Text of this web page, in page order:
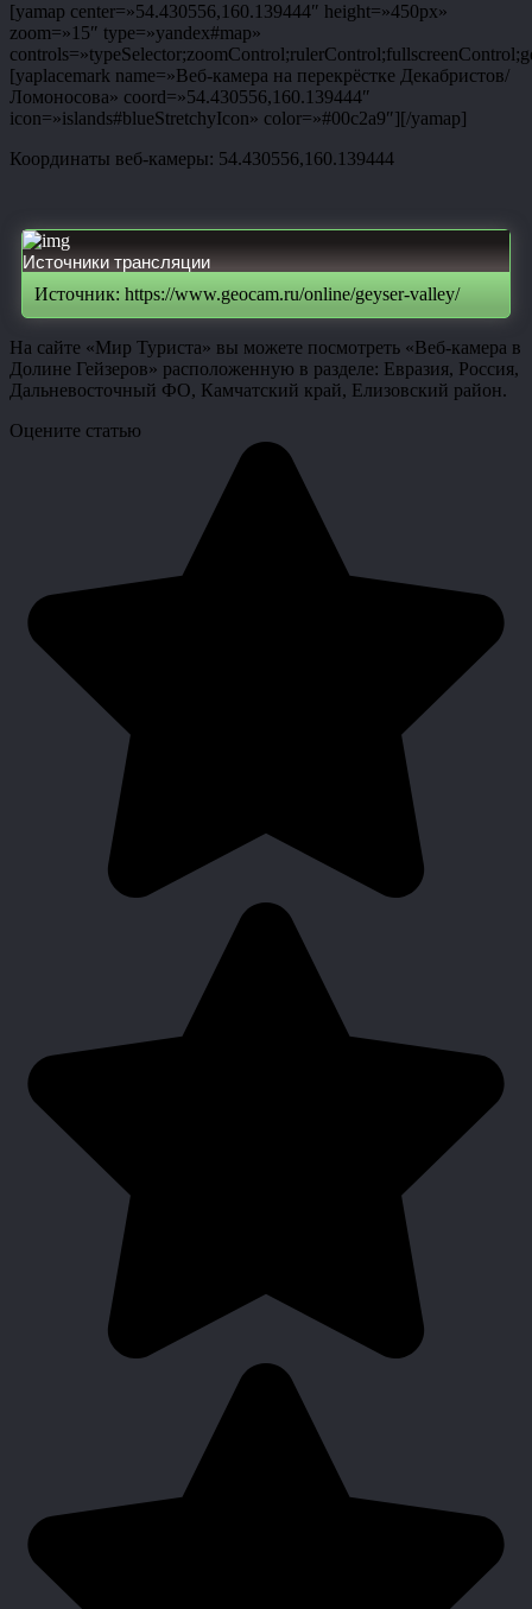
[yamap center=»54.430556,160.139444″ height=»450px»
zoom=»15″ type=»yandex#map»
[yaplacemark name=»Веб-камера на перекрёстке Декабристов/
Ломоносова» coord=»54.430556,160.139444″
icon=»islands#blueStretchyIcon» color=»#00c2a9″][/yamap]
Координаты веб-камеры: 54.430556,160.139444
Источники трансляции
Источник: https://www.geocam.ru/online/geyser-valley/
На сайте «Мир Туриста» вы можете посмотреть «Веб-камера в
Долине Гейзеров» расположенную в разделе: Евразия, Россия,
Дальневосточный ФО, Камчатский край, Елизовский район.
Оцените статью